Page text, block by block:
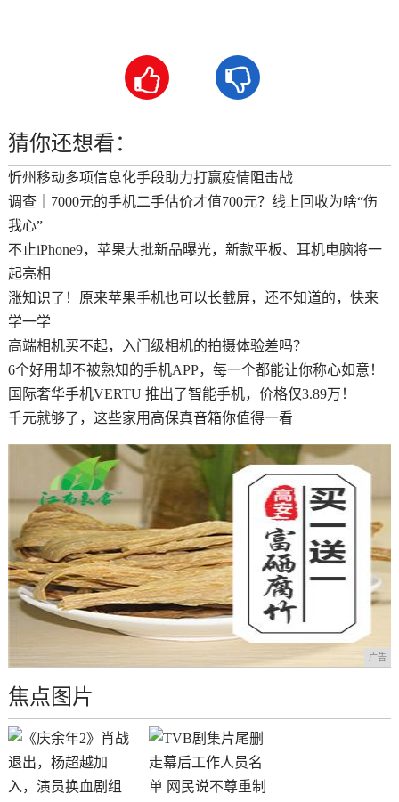
 
猜你还想看：
忻州移动多项信息化手段助力打赢疫情阻击战
调查｜7000元的手机二手估价才值700元？线上回收为啥“伤
我心”
不止iPhone9，苹果大批新品曝光，新款平板、耳机电脑将一
起亮相
涨知识了！原来苹果手机也可以长截屏，还不知道的，快来
学一学
高端相机买不起，入门级相机的拍摄体验差吗？
6个好用却不被熟知的手机APP，每一个都能让你称心如意！
国际奢华手机VERTU 推出了智能手机，价格仅3.89万！
千元就够了，这些家用高保真音箱你值得一看
广告
焦点图片